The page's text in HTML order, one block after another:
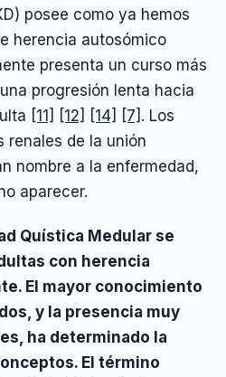
posee como ya hemos
herencia autosómico
presenta un curso más
progresión lenta hacia
[11] [12] [14] [7] . Los
renales de la unión
nombre a la enfermedad,
aparecer.
Quística Medular se
con herencia
El mayor conocimiento
y la presencia muy
ha determinado la
El término